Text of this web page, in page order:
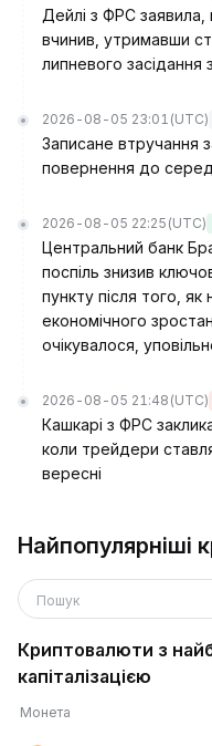
Дейлі з ФРС
вчинив, утримавши
липневого засідання
2026-08-05 23:01 (UTC)
Записане втручання
повернення до
2026-08-05 22:25 (UTC)
Центральний банк
поспіль знизив
пункту після того, як
економічного
очікувалося,
2026-08-05 21:48 (UTC)
Кашкарі з ФРС
коли трейдери
вересні
Найпопулярніші
Пошук
Криптовалюти з
капіталізацією
Монета